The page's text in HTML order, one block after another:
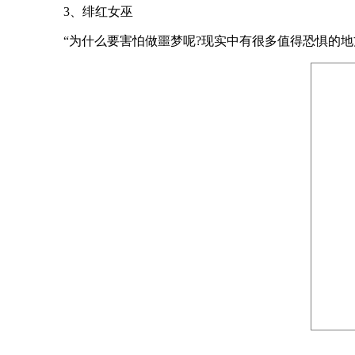
3、绯红女巫
“为什么要害怕做噩梦呢?现实中有很多值得恐惧的地